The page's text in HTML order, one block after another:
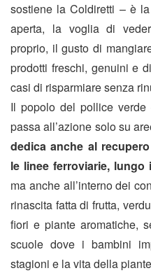
sostiene la Coldiretti – è
aperta, la voglia di
proprio, il gusto di
prodotti freschi, genuini e
casi di risparmiare senza
Il popolo del pollice
passa all’azione solo su
dedica anche al
le linee ferroviarie,
ma anche all’interno dei
rinascita fatta di frutta,
fiori e piante aromatiche,
scuole dove i bambini
stagioni e la vita della